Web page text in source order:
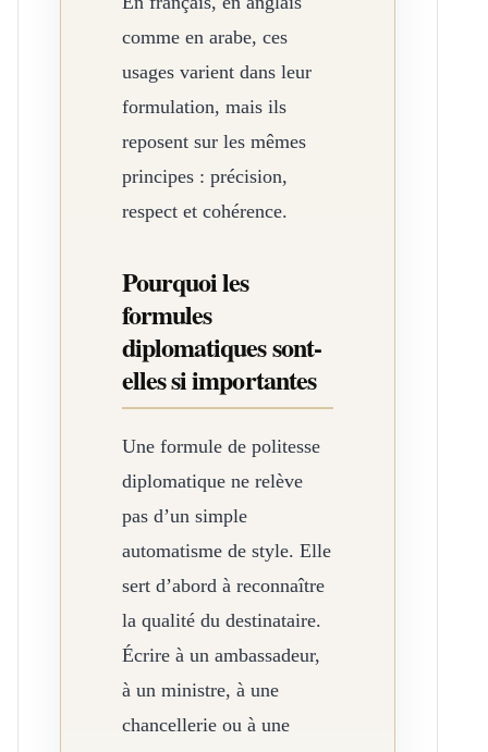
comme en arabe, ces
usages varient dans leur
formulation, mais ils
reposent sur les mêmes
principes : précision,
respect et cohérence.
Pourquoi les
formules
diplomatiques sont-
elles si importantes
Une formule de politesse
diplomatique ne relève
pas d’un simple
automatisme de style. Elle
sert d’abord à reconnaître
la qualité du destinataire.
Écrire à un ambassadeur,
à un ministre, à une
chancellerie ou à une